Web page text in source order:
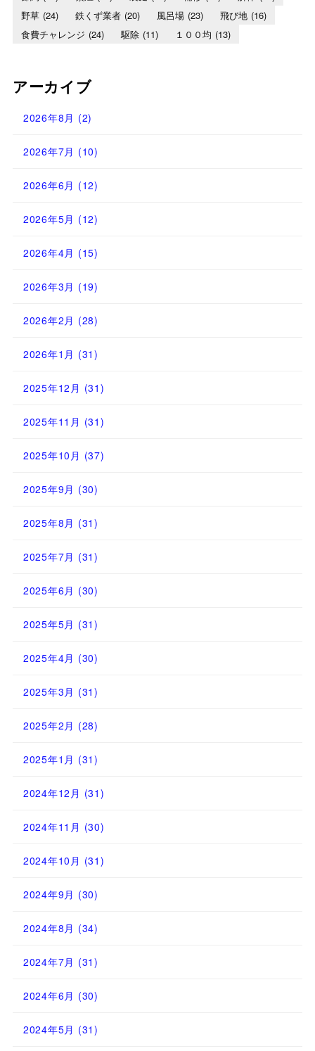
野草 (24) 鉄くず業者 (20) 風呂場 (23) 飛び地 (16)
食費チャレンジ (24) 駆除 (11) １００均 (13)
アーカイブ
2026年8月 (2)
2026年7月 (10)
2026年6月 (12)
2026年5月 (12)
2026年4月 (15)
2026年3月 (19)
2026年2月 (28)
2026年1月 (31)
2025年12月 (31)
2025年11月 (31)
2025年10月 (37)
2025年9月 (30)
2025年8月 (31)
2025年7月 (31)
2025年6月 (30)
2025年5月 (31)
2025年4月 (30)
2025年3月 (31)
2025年2月 (28)
2025年1月 (31)
2024年12月 (31)
2024年11月 (30)
2024年10月 (31)
2024年9月 (30)
2024年8月 (34)
2024年7月 (31)
2024年6月 (30)
2024年5月 (31)